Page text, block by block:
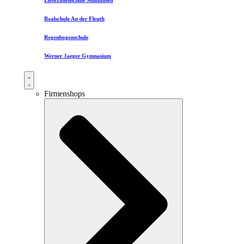
Realschule An der Fleuth
Regenbogenschule
Werner Jaeger Gymnasium
Firmenshops